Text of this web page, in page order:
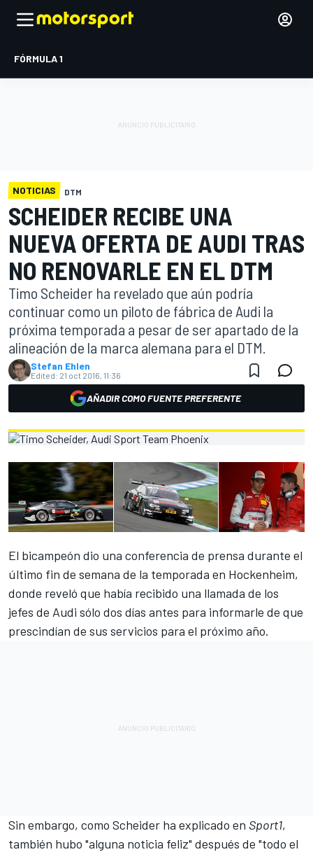
FÓRMULA 1
NOTICIAS DTM
SCHEIDER RECIBE UNA
NUEVA OFERTA DE AUDI TRAS
NO RENOVARLE EN EL DTM
Timo Scheider ha revelado que aún podría
continuar como un piloto de fábrica de Audi la
próxima temporada a pesar de ser apartado de la
alineación de la marca alemana para el DTM.
Stefan Ehlen
Edited: 21 oct 2016, 11:36
AÑADIR COMO FUENTE PREFERENTE
El bicampeón dio una conferencia de prensa durante el
último fin de semana de la temporada en Hockenheim,
donde reveló que había recibido una llamada de los
jefes de Audi sólo dos días antes para informarle de que
prescindían de sus servicios para el próximo año.
Sin embargo, como Scheider ha explicado en Sport1,
también hubo "alguna noticia feliz" después de "todo el